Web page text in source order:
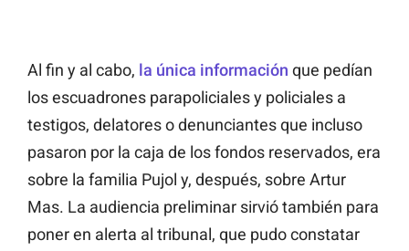
Al fin y al cabo, la única información que pedían
los escuadrones parapoliciales y policiales a
testigos, delatores o denunciantes que incluso
pasaron por la caja de los fondos reservados, era
sobre la familia Pujol y, después, sobre Artur
Mas. La audiencia preliminar sirvió también para
poner en alerta al tribunal, que pudo constatar